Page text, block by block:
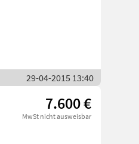
29-04-2015 13:40
7.600 €
MwSt nicht ausweisbar